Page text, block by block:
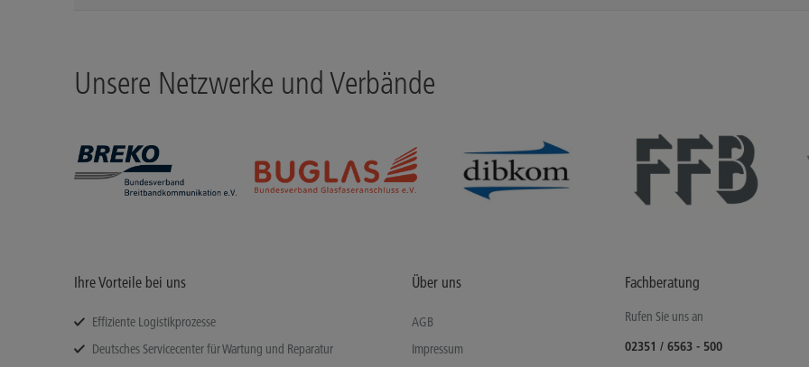
Unsere Netzwerke und Verbände
Ihre Vorteile bei uns
Effiziente Logistikprozesse
Deutsches Servicecenter für Wartung und Reparatur
Über uns
AGB
Impressum
Fachberatung
Rufen Sie uns an
02351 / 6563 - 500